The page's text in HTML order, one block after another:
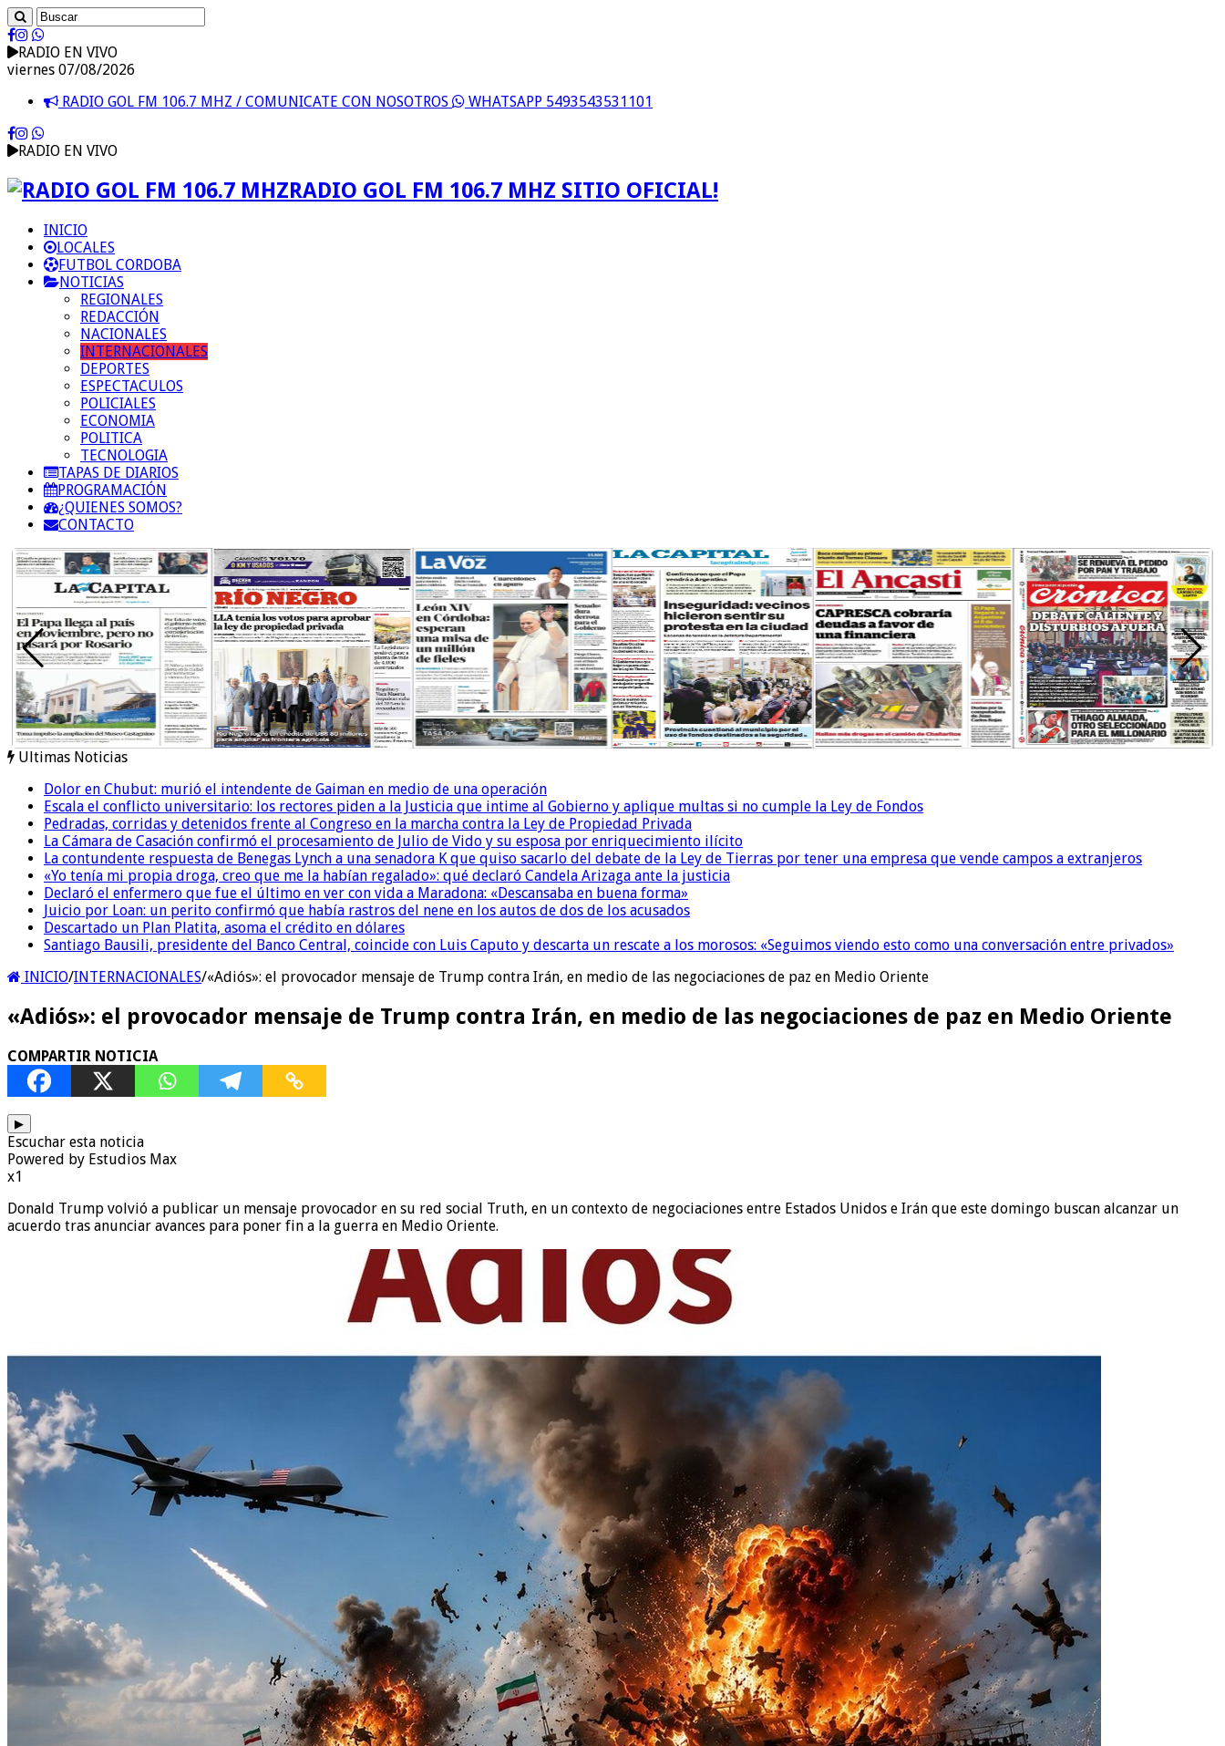
RADIO EN VIVO
viernes 07/08/2026
RADIO GOL FM 106.7 MHZ / COMUNICATE CON NOSOTROS
WHATSAPP 5493543531101
RADIO EN VIVO
RADIO GOL FM 106.7 MHZ SITIO OFICIAL!
INICIO
LOCALES
FUTBOL CORDOBA
NOTICIAS
REGIONALES
REDACCIÓN
NACIONALES
INTERNACIONALES
DEPORTES
ESPECTACULOS
POLICIALES
ECONOMIA
POLITICA
TECNOLOGIA
TAPAS DE DIARIOS
PROGRAMACIÓN
¿QUIENES SOMOS?
CONTACTO
Ultimas Noticias
Dolor en Chubut: murió el intendente de Gaiman en medio de una operación
Escala el conflicto universitario: los rectores piden a la Justicia que intime al Gobierno y aplique multas si no cumple la Ley de Fondos
Pedradas, corridas y detenidos frente al Congreso en la marcha contra la Ley de Propiedad Privada
La Cámara de Casación confirmó el procesamiento de Julio de Vido y su esposa por enriquecimiento ilícito
La contundente respuesta de Benegas Lynch a una senadora K que quiso sacarlo del debate de la Ley de Tierras por tener una empresa que vende campos a extranjeros
«Yo tenía mi propia droga, creo que me la habían regalado»: qué declaró Candela Arizaga ante la justicia
Declaró el enfermero que fue el último en ver con vida a Maradona: «Descansaba en buena forma»
Juicio por Loan: un perito confirmó que había rastros del nene en los autos de dos de los acusados
Descartado un Plan Platita, asoma el crédito en dólares
Santiago Bausili, presidente del Banco Central, coincide con Luis Caputo y descarta un rescate a los morosos: «Seguimos viendo esto como una conversación entre privados»
INICIO/INTERNACIONALES/«Adiós»: el provocador mensaje de Trump contra Irán, en medio de las negociaciones de paz en Medio Oriente
«Adiós»: el provocador mensaje de Trump contra Irán, en medio de las negociaciones de paz en Medio Oriente
COMPARTIR NOTICIA
▶
Escuchar esta noticia
Powered by Estudios Max
x1
Donald Trump volvió a publicar un mensaje provocador en su red social Truth, en un contexto de negociaciones entre Estados Unidos e Irán que este domingo buscan alcanzar un
acuerdo tras anunciar avances para poner fin a la guerra en Medio Oriente.